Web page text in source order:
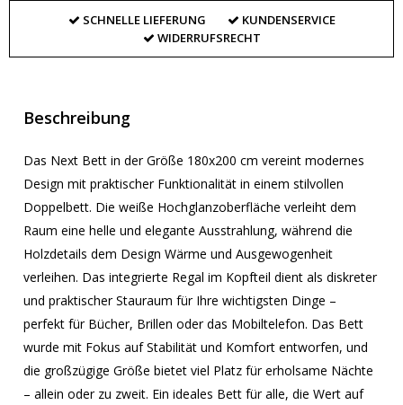
SCHNELLE LIEFERUNG
KUNDENSERVICE
WIDERRUFSRECHT
Beschreibung
Das Next Bett in der Größe 180x200 cm vereint modernes
Design mit praktischer Funktionalität in einem stilvollen
Doppelbett. Die weiße Hochglanzoberfläche verleiht dem
Raum eine helle und elegante Ausstrahlung, während die
Holzdetails dem Design Wärme und Ausgewogenheit
verleihen. Das integrierte Regal im Kopfteil dient als diskreter
und praktischer Stauraum für Ihre wichtigsten Dinge –
perfekt für Bücher, Brillen oder das Mobiltelefon. Das Bett
wurde mit Fokus auf Stabilität und Komfort entworfen, und
die großzügige Größe bietet viel Platz für erholsame Nächte
– allein oder zu zweit. Ein ideales Bett für alle, die Wert auf